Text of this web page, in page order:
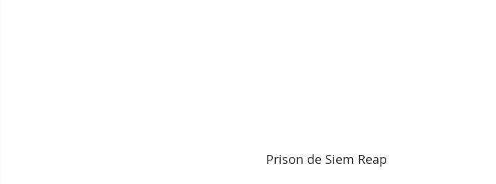
Prison de Siem Reap